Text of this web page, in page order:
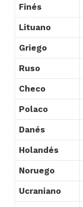
Finés
Lituano
Griego
Ruso
Checo
Polaco
Danés
Holandés
Noruego
Ucraniano